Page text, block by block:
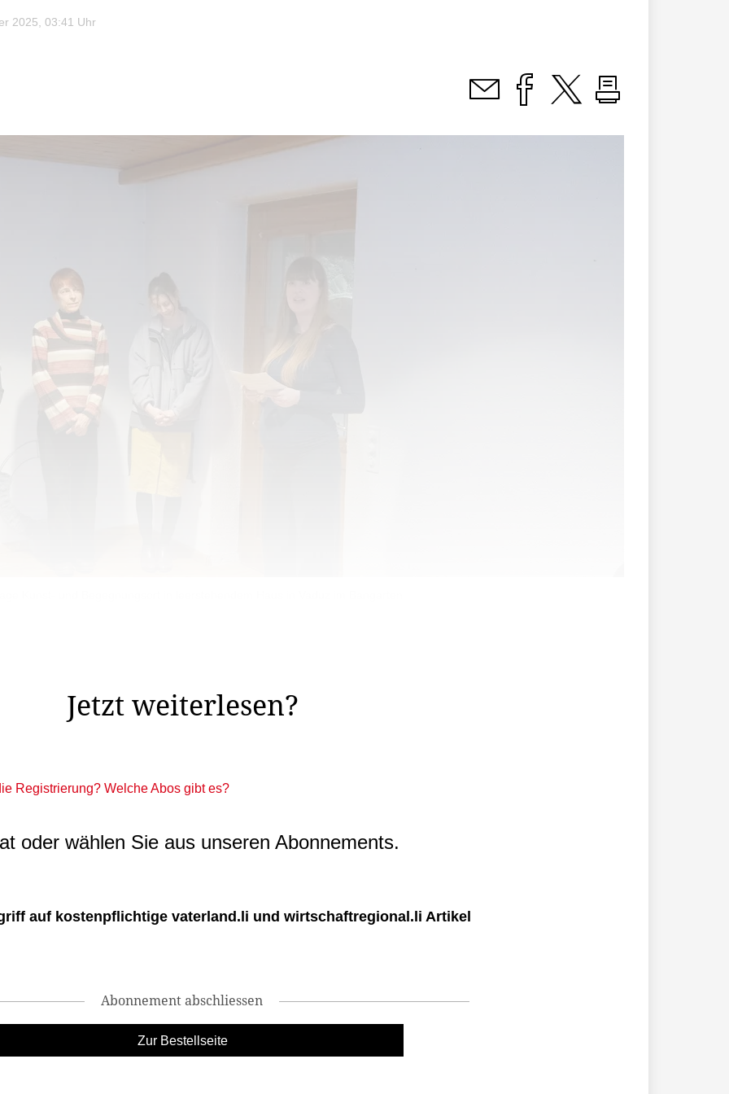
2025, 03:41 Uhr
Jetzt weiterlesen?
Registrierung? Welche Abos gibt es?
oder wählen Sie aus unseren Abonnements.
auf kostenpflichtige vaterland.li und wirtschaftregional.li Artikel
Abonnement abschliessen
Zur Bestellseite